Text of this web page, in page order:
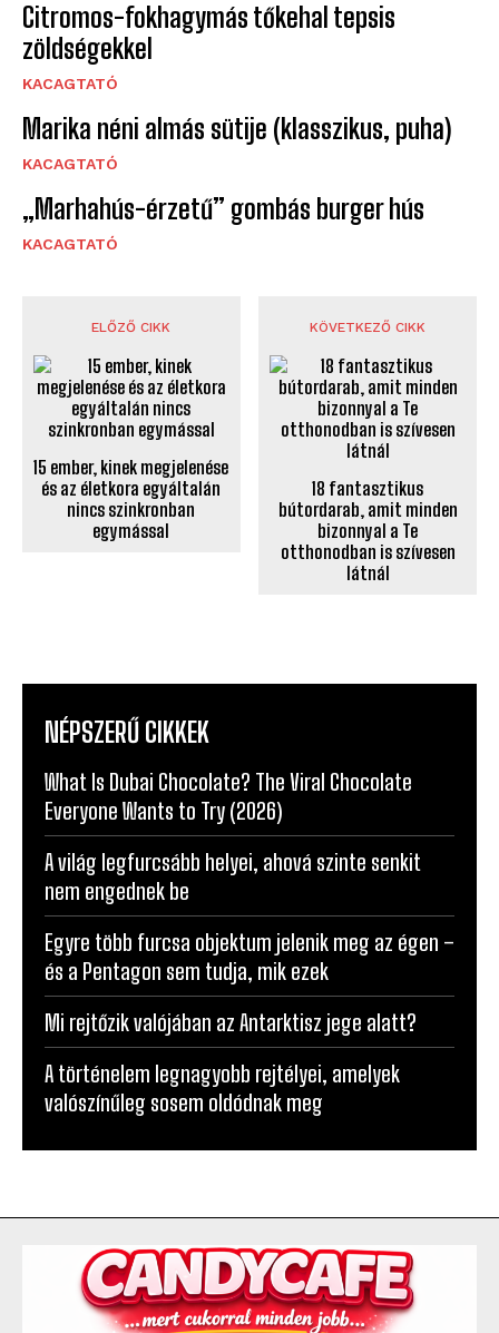
Citromos-fokhagymás tőkehal tepsis
zöldségekkel
KACAGTATÓ
Marika néni almás sütije (klasszikus, puha)
KACAGTATÓ
„Marhahús-érzetű” gombás burger hús
KACAGTATÓ
ELŐZŐ CIKK
15 ember, kinek megjelenése
és az életkora egyáltalán
nincs szinkronban
egymással
KÖVETKEZŐ CIKK
18 fantasztikus
bútordarab, amit minden
bizonnyal a Te
otthonodban is szívesen
látnál
NÉPSZERŰ CIKKEK
What Is Dubai Chocolate? The Viral Chocolate
Everyone Wants to Try (2026)
A világ legfurcsább helyei, ahová szinte senkit
nem engednek be
Egyre több furcsa objektum jelenik meg az égen –
és a Pentagon sem tudja, mik ezek
Mi rejtőzik valójában az Antarktisz jege alatt?
A történelem legnagyobb rejtélyei, amelyek
valószínűleg sosem oldódnak meg